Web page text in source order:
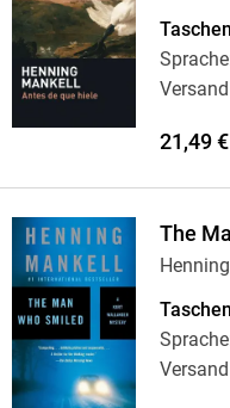
21,49 €
The